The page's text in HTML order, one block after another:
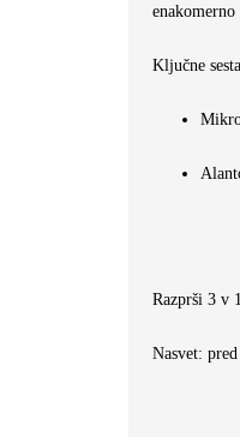
Ključne
Razprši 3 v
Nasvet: